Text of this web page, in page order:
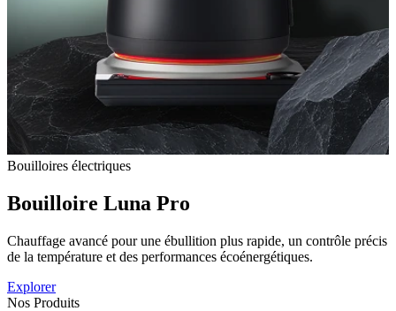
Bouilloires électriques
Bouilloire Luna Pro
Chauffage avancé pour une ébullition plus rapide, un contrôle précis
de la température et des performances écoénergétiques.
Explorer
Nos Produits